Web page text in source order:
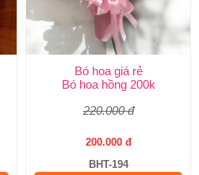
Bó hoa giá rẻ
Bó hoa hồng 200k
220.000 đ
200.000 đ
BHT-194